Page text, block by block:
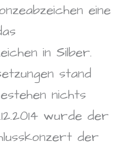
eine
in Silber.
stand
nichts
wurde der
der